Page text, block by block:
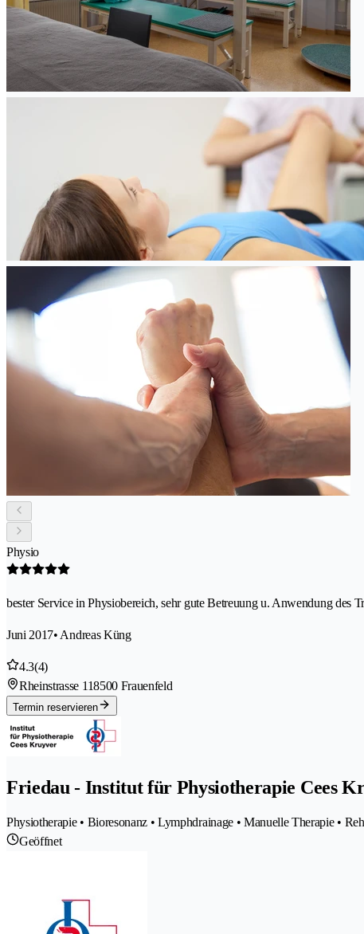
Physio
bester Service in Physiobereich, sehr gute Betreuung u. Anwendung des
Juni 2017• Andreas Küng
4.3(4)
Rheinstrasse 118500 Frauenfeld
Termin reservieren
Friedau - Institut für Physiotherapie Cees
Physiotherapie • Bioresonanz • Lymphdrainage • Manuelle Therapie •
Geöffnet